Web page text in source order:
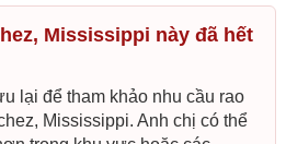
Mississippi này đã hết
lại để tham khảo nhu cầu rao
Mississippi. Anh chị có thể